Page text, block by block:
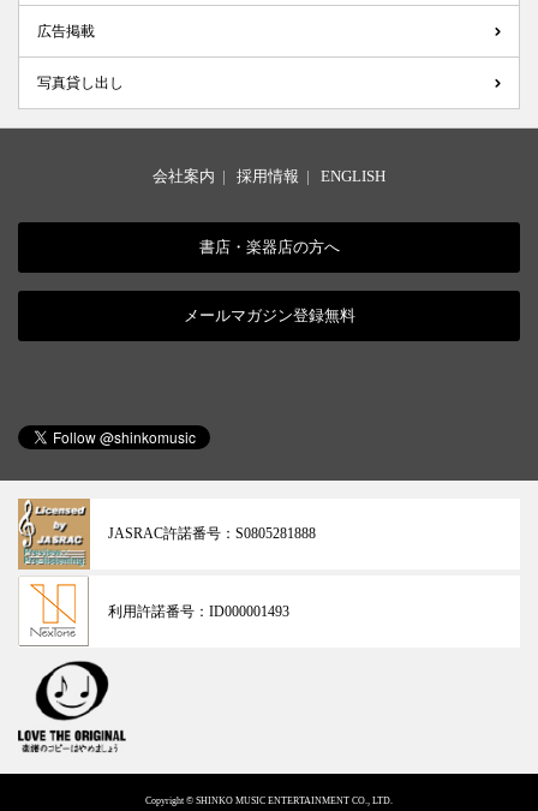
広告掲載
写真貸し出し
会社案内 | 採用情報 | ENGLISH
書店・楽器店の方へ
メールマガジン登録無料
JASRAC許諾番号： S0805281888
利用許諾番号： ID000001493
Copyright © SHINKO MUSIC ENTERTAINMENT CO., LTD.